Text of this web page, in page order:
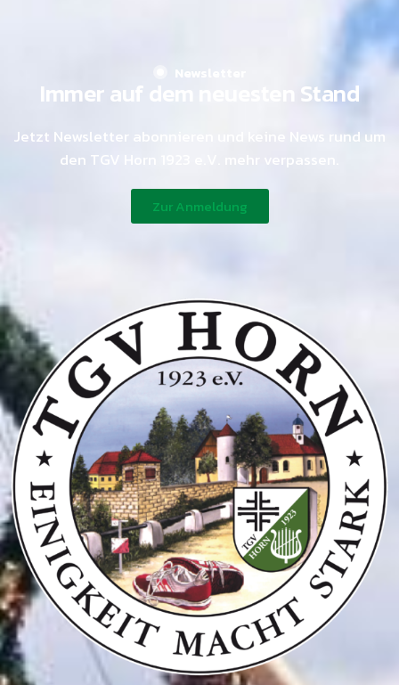
Newsletter
Immer auf dem neuesten Stand
Jetzt Newsletter abonnieren und keine News rund um
den TGV Horn 1923 e.V. mehr verpassen.
Zur Anmeldung